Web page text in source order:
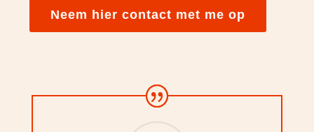
Neem hier contact met me op